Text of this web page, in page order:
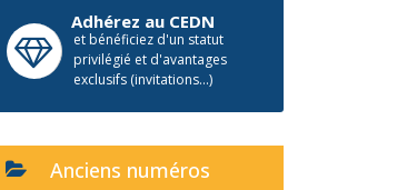
Adhérez au CEDN
et bénéficiez d'un statut
privilégié et d'avantages
exclusifs (invitations...)
Anciens numéros